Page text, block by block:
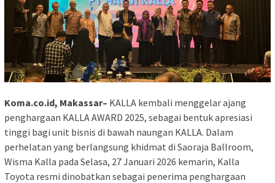
Koma.co.id, Makassar– KALLA kembali menggelar ajang
penghargaan KALLA AWARD 2025, sebagai bentuk apresiasi
tinggi bagi unit bisnis di bawah naungan KALLA. Dalam
perhelatan yang berlangsung khidmat di Saoraja Ballroom,
Wisma Kalla pada Selasa, 27 Januari 2026 kemarin, Kalla
Toyota resmi dinobatkan sebagai penerima penghargaan